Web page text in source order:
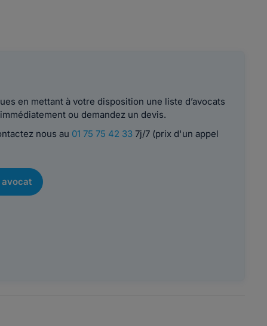
en mettant à votre disposition une liste d’avocats
ou demandez un devis.
nous au 01 75 75 42 337j/7 (prix d'un appel
avocat